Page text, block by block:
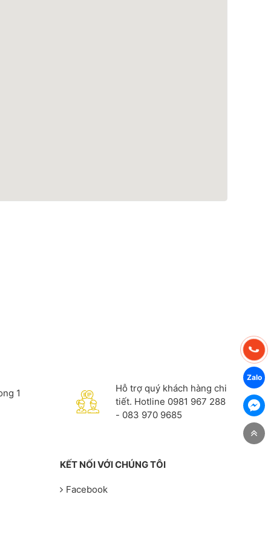
1
Hỗ trợ quý khách hàng chi
tiết. Hotline 0981 967 288
- 083 970 9685
KẾT NỐI VỚI CHÚNG TÔI
Facebook